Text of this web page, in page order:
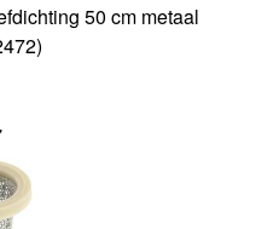
50 cm metaal